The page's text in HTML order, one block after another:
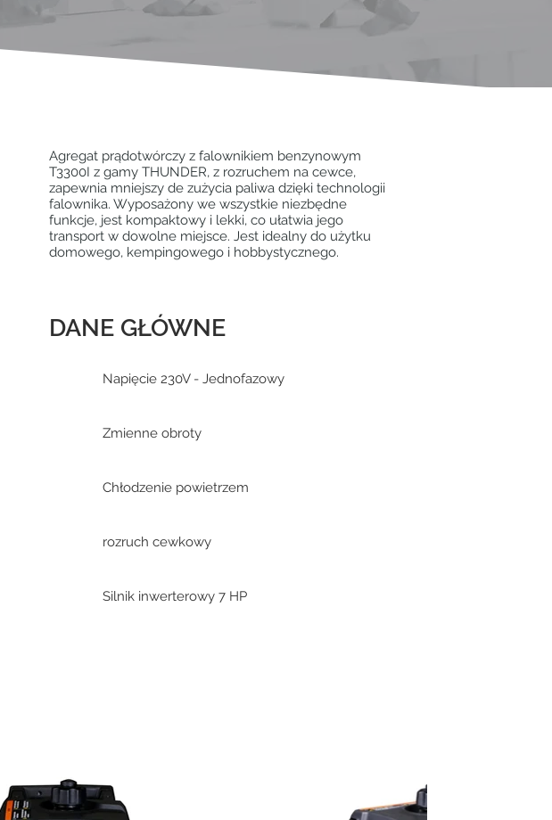
Agregat prądotwórczy z falownikiem benzynowym
T3300I z gamy THUNDER, z rozruchem na cewce,
zapewnia mniejszy de zużycia paliwa dzięki technologii
falownika. Wyposażony we wszystkie niezbędne
funkcje, jest kompaktowy i lekki, co ułatwia jego
transport w dowolne miejsce. Jest idealny do użytku
domowego, kempingowego i hobbystycznego.
DANE GŁÓWNE
Napięcie 230V - Jednofazowy
Zmienne obroty
Chłodzenie powietrzem
rozruch cewkowy
Silnik inwerterowy 7 HP